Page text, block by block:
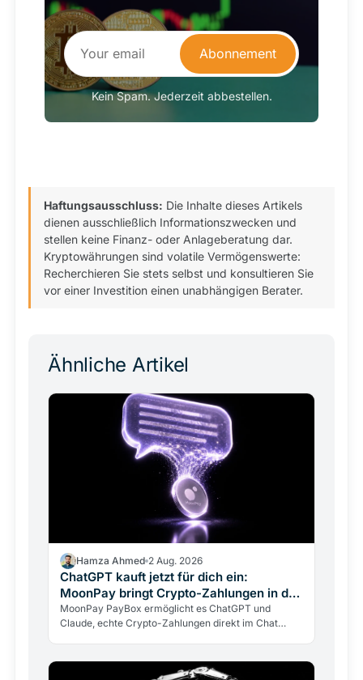
Abonnement
Kein Spam. Jederzeit abbestellen.
Haftungsausschluss: Die Inhalte dieses Artikels
dienen ausschließlich Informationszwecken und
stellen keine Finanz- oder Anlageberatung dar.
Kryptowährungen sind volatile Vermögenswerte:
Recherchieren Sie stets selbst und konsultieren Sie
vor einer Investition einen unabhängigen Berater.
Ähnliche Artikel
Hamza Ahmed 2 Aug. 2026
ChatGPT kauft jetzt für dich ein:
MoonPay bringt Crypto-Zahlungen in den
Chat
MoonPay PayBox ermöglicht es ChatGPT und
Claude, echte Crypto-Zahlungen direkt im Chat